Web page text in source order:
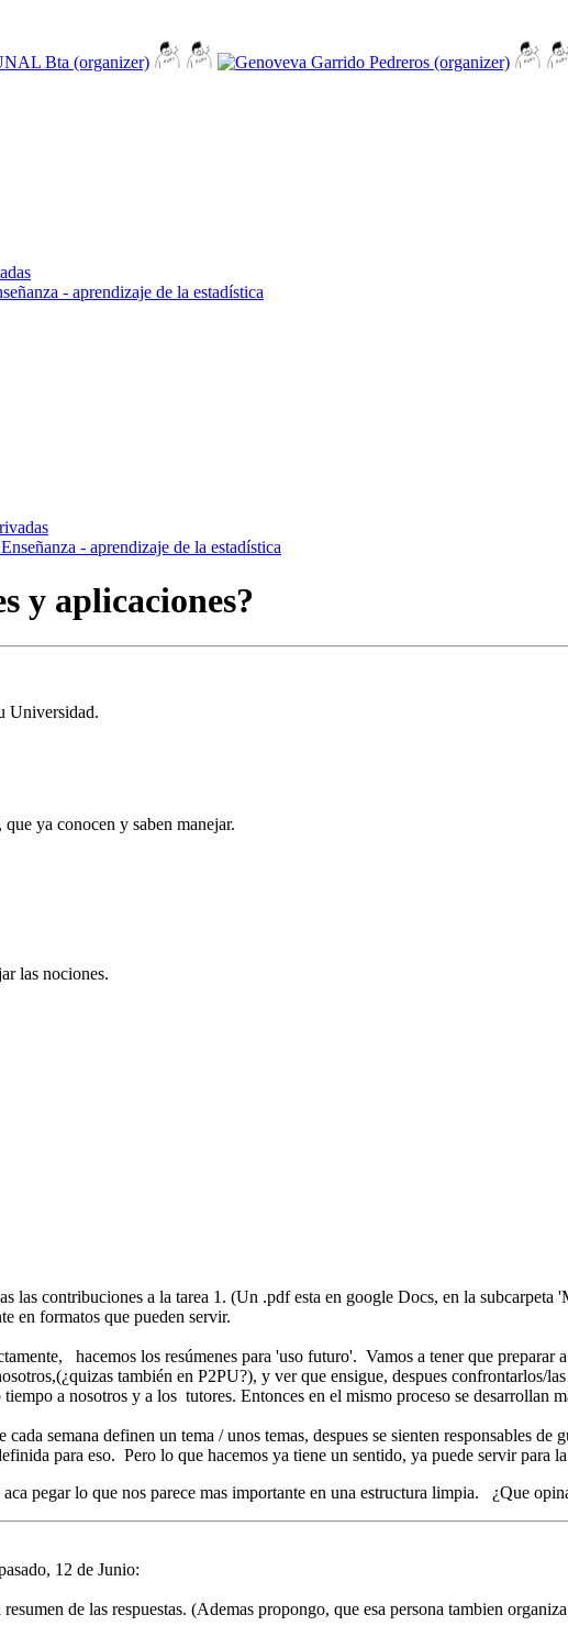
- aprendizaje de la estadística
- aprendizaje de la estadística
y aplicaciones?
Universidad.
ya conocen y saben manejar.
las nociones.
las contribuciones a la tarea 1. (Un .pdf esta en google Docs, en la subcarpeta
en formatos que pueden servir.
hacemos los resúmenes para 'uso futuro'. Vamos a tener que preparar
también en P2PU?), y ver que ensigue, despues confrontarlos/
a nosotros y a los tutores. Entonces en el mismo proceso se desarrollan
semana definen un tema / unos temas, despues se sienten responsables de
para eso. Pero lo que hacemos ya tiene un sentido, ya puede servir para
pegar lo que nos parece mas importante en una estructura limpia. ¿Que
12 de Junio:
de las respuestas. (Ademas propongo, que esa persona tambien